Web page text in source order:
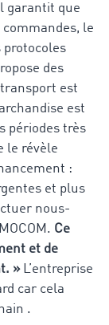
garantit que
le
des
est
est
périodes très
le révèle
:
et plus
nous-
Ce
et de
»L’entreprise
car cela
.